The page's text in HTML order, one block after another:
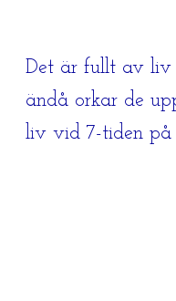
Det är fullt av
ändå orkar de
liv vid 7-tiden på